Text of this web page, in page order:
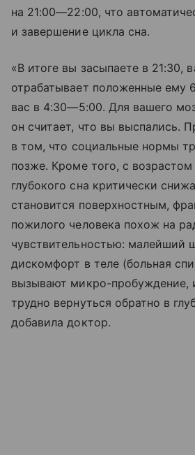
на 21:00—22:00, что
и завершение цикла сна.
«В итоге вы засыпаете в 21:30,
отрабатывает положенные ему
вас в 4:30—5:00. Для вашего
он считает, что вы выспались.
в том, что социальные нормы
позже. Кроме того, с возрастом
глубокого сна критически
становится поверхностным,
пожилого человека похож на
чувствительностью: малейший
дискомфорт в теле (больная
вызывают микро-пробуждение,
трудно вернуться обратно в
добавила доктор.